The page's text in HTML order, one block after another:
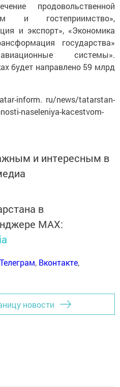
продовольственной
и гостеприимство»,
и экспорт», «Экономика
государства»
системы».
будет направлено 59 млрд
inform. ru/news/tatarstan-
naseleniya-kacestvom-
и интересным в
в
MАХ:
Телеграм, Вконтакте,
новости